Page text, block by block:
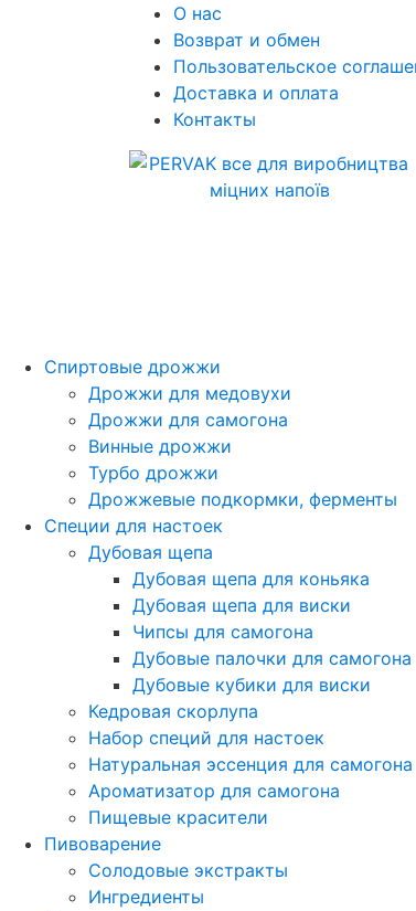
О нас
Возврат и обмен
Пользовательское
Доставка и оплата
Контакты
Спиртовые дрожжи
Дрожжи для медовухи
Дрожжи для самогона
Винные дрожжи
Турбо дрожжи
Дрожжевые подкормки, ферменты
Специи для настоек
Дубовая щепа
Дубовая щепа для коньяка
Дубовая щепа для виски
Чипсы для самогона
Дубовые палочки для самогона
Дубовые кубики для виски
Кедровая скорлупа
Набор специй для настоек
Натуральная эссенция для самогона
Ароматизатор для самогона
Пищевые красители
Пивоварение
Солодовые экстракты
Ингредиенты